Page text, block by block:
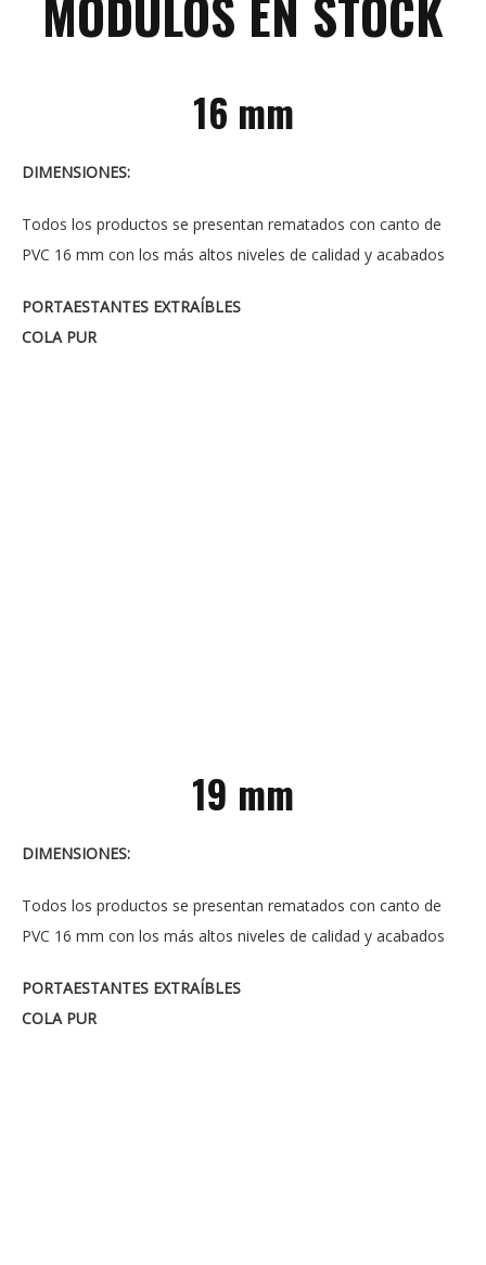
MODULOS EN STOCK
16 mm
DIMENSIONES:
Todos los productos se presentan rematados con canto de
PVC 16 mm con los más altos niveles de calidad y acabados
PORTAESTANTES EXTRAÍBLES
COLA PUR
19 mm
DIMENSIONES:
Todos los productos se presentan rematados con canto de
PVC 16 mm con los más altos niveles de calidad y acabados
PORTAESTANTES EXTRAÍBLES
COLA PUR